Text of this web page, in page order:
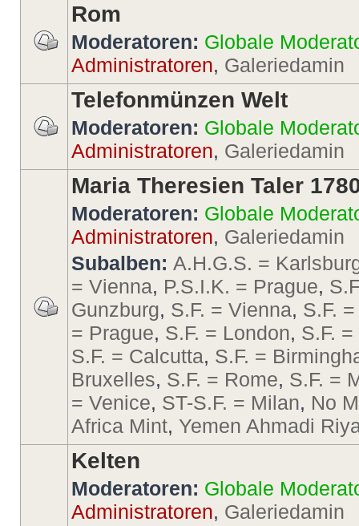
Rom
Moderatoren: Globale
Administratoren, Galeriedamin
Telefonmünzen Welt
Moderatoren: Globale
Administratoren, Galeriedamin
Maria Theresien Taler
Moderatoren: Globale
Administratoren, Galeriedamin
Subalben: A.H.G.S. =
= Vienna, P.S.I.K. = Prague,
Gunzburg, S.F. = Vienna, S.F.
= Prague, S.F. = London, S.F.
S.F. = Calcutta, S.F. =
Bruxelles, S.F. = Rome, S.F. =
= Venice, ST-S.F. = Milan, No
Africa Mint, Yemen Ahmadi
Kelten
Moderatoren: Globale
Administratoren, Galeriedamin